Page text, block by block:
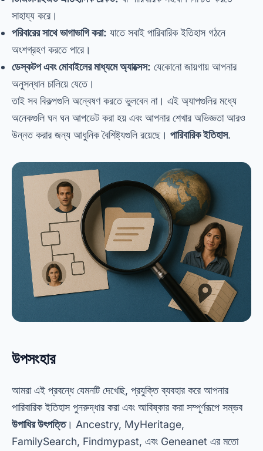
সাহায্য করে।
পরিবারের সাথে ভাগাভাগি করা: যাতে সবাই পারিবারিক ইতিহাস গঠনে
অংশগ্রহণ করতে পারে।
ডেস্কটপ এবং মোবাইলের মাধ্যমে অ্যাক্সেস: যেকোনো জায়গায় আপনার
অনুসন্ধান চালিয়ে যেতে।
তাই সব বিকল্পগুলি অন্বেষণ করতে ভুলবেন না। এই অ্যাপগুলির মধ্যে
অনেকগুলি ঘন ঘন আপডেট করা হয় এবং আপনার শেখার অভিজ্ঞতা আরও
উন্নত করার জন্য আধুনিক বৈশিষ্ট্যগুলি রয়েছে। পারিবারিক ইতিহাস.
উপসংহার
আমরা এই প্রবন্ধে যেমনটি দেখেছি, প্রযুক্তি ব্যবহার করে আপনার
পারিবারিক ইতিহাস পুনরুদ্ধার করা এবং আবিষ্কার করা সম্পূর্ণরূপে সম্ভব
উপাধির উৎপত্তি। Ancestry, MyHeritage,
FamilySearch, Findmypast, এবং Geneanet এর মতো